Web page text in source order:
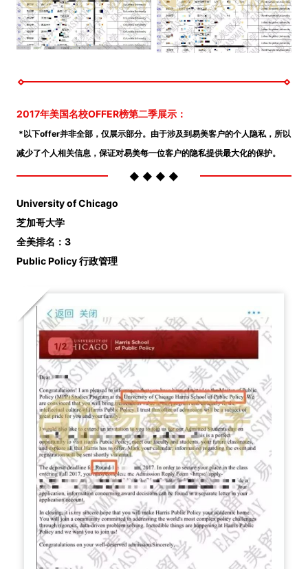
2017年美国名校OFFER榜第二季展示：
*以下offer并非全部，仅展示部分。由于涉及到易美客户的个人隐私，所以
减少了个人相关信息，保证对易美每一位客户的隐私提供最大化的保护。
◆ ◆ ◆ ◆
University of Chicago
芝加哥大学
全美排名：3
Public Policy 行政管理